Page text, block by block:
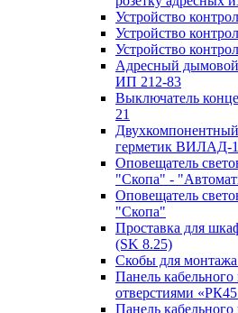
Устройство
Устройство
Устройство
Адресный
ИП 212-83
Выключатель
21
герметик ВИЛАД-
Оповещатель
"Скопа" -
Оповещатель
"Скопа"
Проставка для
(SK 8.25)
Скобы для
Панель
отверстиями
Панель